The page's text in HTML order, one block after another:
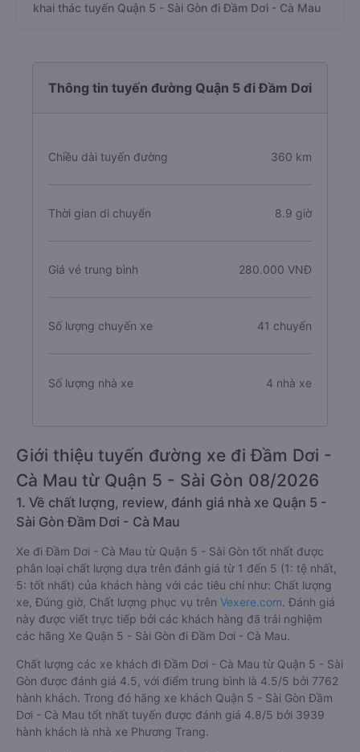
khai thác tuyến Quận 5 - Sài Gòn đi Đầm Dơi - Cà Mau
Thông tin tuyến đường Quận 5 đi Đầm Dơi
Chiều dài tuyến đường 360 km
Thời gian di chuyển 8.9 giờ
Giá vé trung bình 280.000 VNĐ
Số lượng chuyến xe 41 chuyến
Số lượng nhà xe 4 nhà xe
Giới thiệu tuyến đường xe đi Đầm Dơi -
Cà Mau từ Quận 5 - Sài Gòn 08/2026
1. Về chất lượng, review, đánh giá nhà xe Quận 5 -
Sài Gòn Đầm Dơi - Cà Mau
Xe đi Đầm Dơi - Cà Mau từ Quận 5 - Sài Gòn tốt nhất được
phân loại chất lượng dựa trên đánh giá từ 1 đến 5 (1: tệ nhất,
5: tốt nhất) của khách hàng với các tiêu chí như: Chất lượng
xe, Đúng giờ, Chất lượng phục vụ trên Vexere.com. Đánh giá
này được viết trực tiếp bởi các khách hàng đã trải nghiệm
các hãng Xe Quận 5 - Sài Gòn đi Đầm Dơi - Cà Mau.
Chất lượng các xe khách đi Đầm Dơi - Cà Mau từ Quận 5 - Sài
Gòn được đánh giá 4.5, với điểm trung bình là 4.5/5 bởi 7762
hành khách. Trong đó hãng xe khách Quận 5 - Sài Gòn Đầm
Dơi - Cà Mau tốt nhất tuyến được đánh giá 4.8/5 bởi 3939
hành khách là nhà xe Phương Trang.